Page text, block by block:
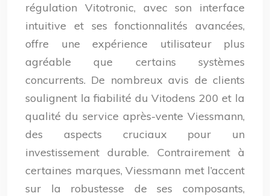
régulation Vitotronic, avec son interface
intuitive et ses fonctionnalités avancées,
offre une expérience utilisateur plus
agréable que certains systèmes
concurrents. De nombreux avis de clients
soulignent la fiabilité du Vitodens 200 et la
qualité du service après-vente Viessmann,
des aspects cruciaux pour un
investissement durable. Contrairement à
certaines marques, Viessmann met l’accent
sur la robustesse de ses composants,